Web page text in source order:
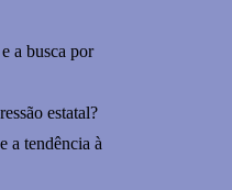
a busca por
estatal?
a tendência à